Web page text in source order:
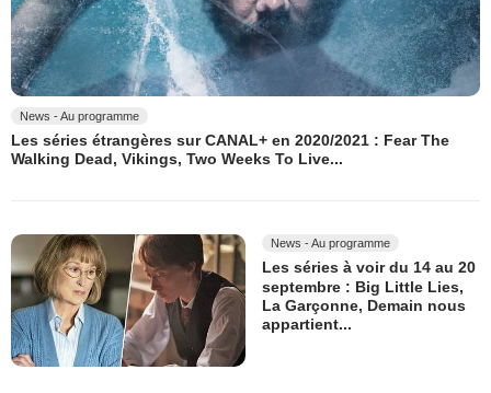
News - Au programme
Les séries étrangères sur CANAL+ en 2020/2021 : Fear The
Walking Dead, Vikings, Two Weeks To Live...
News - Au programme
Les séries à voir du 14 au 20
septembre : Big Little Lies,
La Garçonne, Demain nous
appartient...